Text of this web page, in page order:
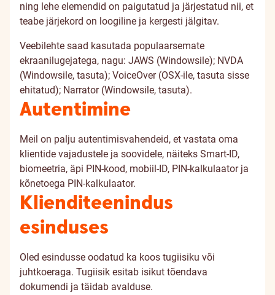
ning lehe elemendid on paigutatud ja järjestatud nii, et
teabe järjekord on loogiline ja kergesti jälgitav.
Veebilehte saad kasutada populaarsemate
ekraanilugejatega, nagu: JAWS (Windowsile); NVDA
(Windowsile, tasuta); VoiceOver (OSX-ile, tasuta sisse
ehitatud); Narrator (Windowsile, tasuta).
Autentimine
Meil on palju autentimisvahendeid, et vastata oma
klientide vajadustele ja soovidele, näiteks Smart-ID,
biomeetria, äpi PIN-kood, mobiil-ID, PIN-kalkulaator ja
kõnetoega PIN-kalkulaator.
Klienditeenindus
esinduses
Oled esindusse oodatud ka koos tugiisiku või
juhtkoeraga. Tugiisik esitab isikut tõendava
dokumendi ja täidab avalduse.